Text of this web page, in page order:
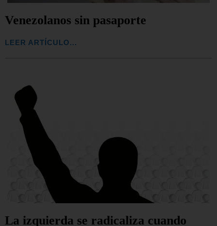
Venezolanos sin pasaporte
LEER ARTÍCULO...
La izquierda se radicaliza cuando